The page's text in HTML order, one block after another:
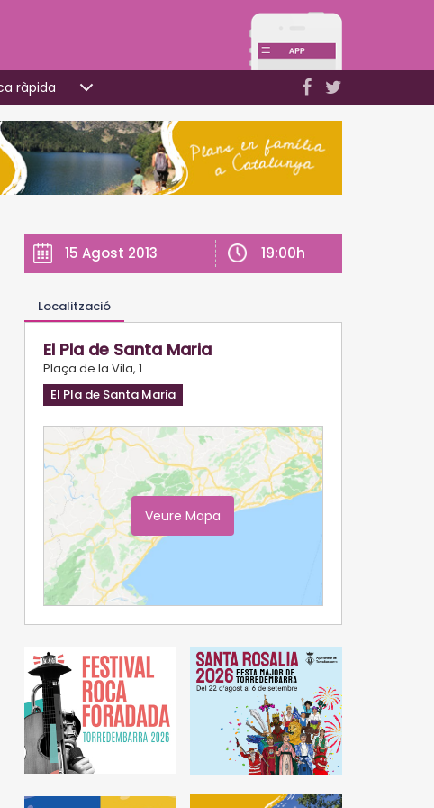
ràpida
15 Agost 2013 19:00h
Localització
El Pla de Santa Maria
Plaça de la Vila, 1
El Pla de Santa Maria
Veure Mapa